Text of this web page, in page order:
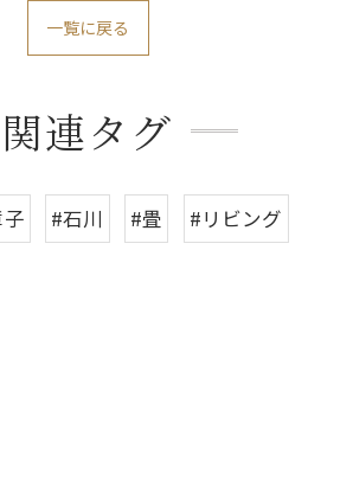
一覧に戻る
関連タグ
#石川 #畳 #リビング
お問い合わせはこちら
お問い合わせはこちら